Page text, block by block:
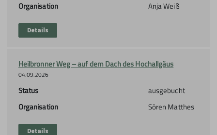
Organisation
Anja Weiß
Details
Heilbronner Weg – auf dem Dach des Hochallgäus
04.09.2026
Status
ausgebucht
Organisation
Sören Matthes
Details